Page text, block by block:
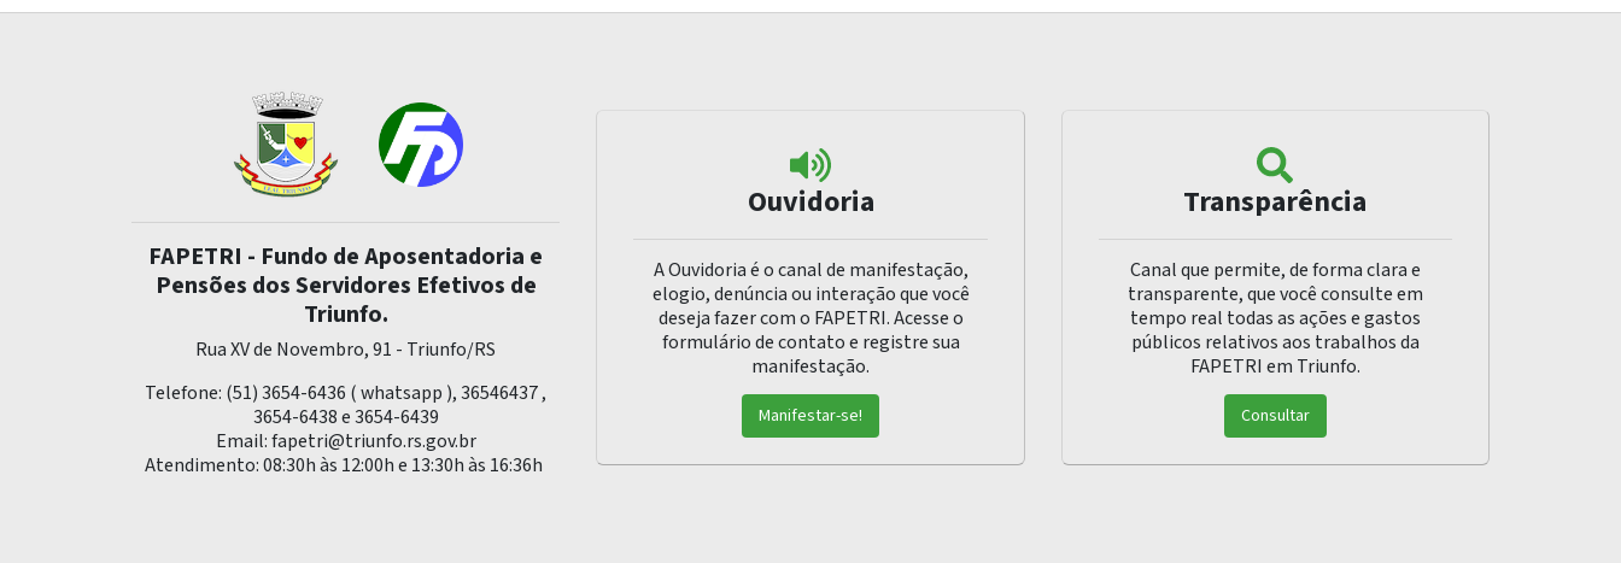
FAPETRI - Fundo de Aposentadoria e
Pensões dos Servidores Efetivos de
Triunfo.
Rua XV de Novembro, 91 - Triunfo/RS
Telefone: (51) 3654-6436 ( whatsapp ), 36546437 ,
3654-6438 e 3654-6439
Email:fapetri@triunfo.rs.gov.br
Atendimento: 08:30h às 12:00h e 13:30h às 16:36h
Ouvidoria
A Ouvidoria é o canal de manifestação,
elogio, denúncia ou interação que você
deseja fazer com o FAPETRI. Acesse o
formulário de contato e registre sua
manifestação.
Manifestar-se!
Transparência
Canal que permite, de forma clara e
transparente, que você consulte em
tempo real todas as ações e gastos
públicos relativos aos trabalhos da
FAPETRI em Triunfo.
Consultar